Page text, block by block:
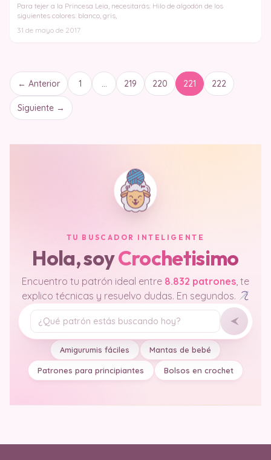
Para tejer a la Princesa Leia, necesitarás: Hilo de algodón de los
siguientes colores: blanco, gris,
31 de mayo de 2017
← Anterior 1 219 220 221 222
Siguiente →
TU BUSCADOR INTELIGENTE
Hola, soyCrochetisimo
Encuentro tu patrón ideal entre 8.832 patrones , te
explico técnicas y resuelvo dudas. En segundos.
Tu pregunta
Amigurumis fáciles Mantas de bebé
Patrones para principiantes Bolsos en crochet